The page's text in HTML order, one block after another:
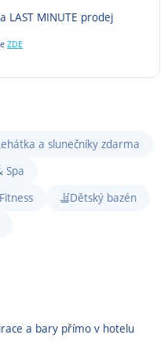
LAST MINUTE prodej
ZDE
a slunečníky zdarma
Spa
Fitness
Dětský bazén
a bary přímo v hotelu